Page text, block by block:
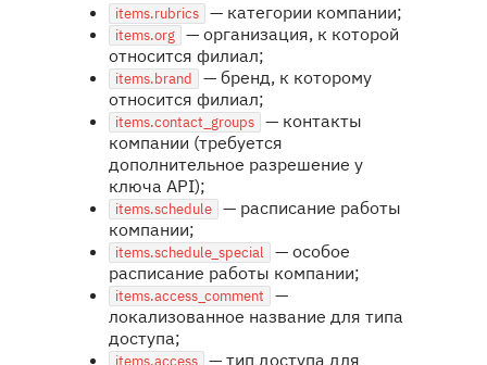
items.rubrics — категории компании;
items.org — организация, к которой
относится филиал;
items.brand
— бренд, к которому
относится филиал;
items.contact_groups — контакты
компании (требуется
дополнительное разрешение у
ключа API);
items.schedule — расписание работы
компании;
items.schedule_special — особое
расписание работы компании;
items.access_comment
—
локализованное название для типа
доступа;
— тип доступа для